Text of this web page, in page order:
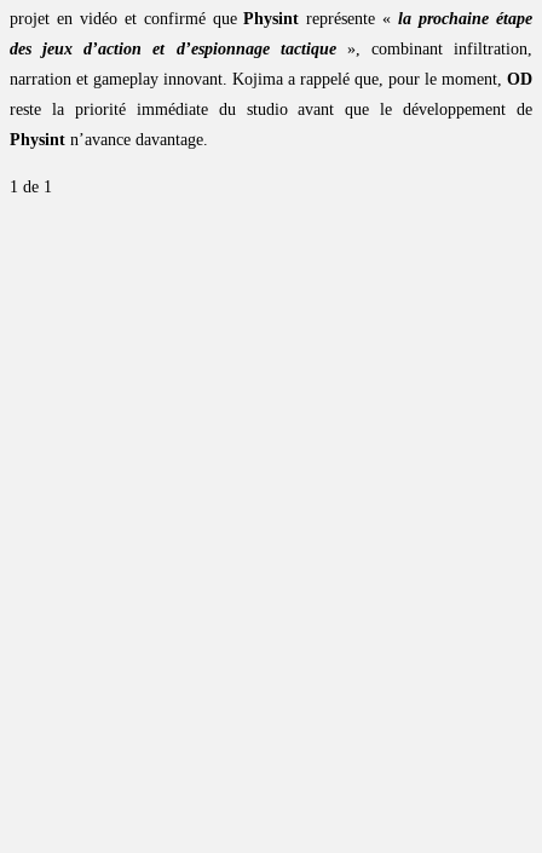
projet en vidéo et confirmé quePhysint représente «la prochaine étape
des jeux d’action et d’espionnage tactique», combinant infiltration,
narration et gameplay innovant. Kojima a rappelé que, pour le moment, OD
reste la priorité immédiate du studio avant que le développement de
Physint n’avance davantage.
1 de 1